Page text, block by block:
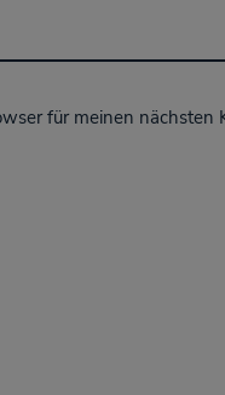
für meinen nächsten